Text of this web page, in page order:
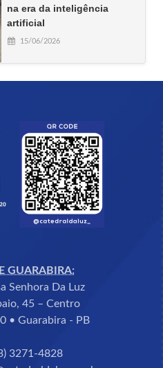
na era da inteligência
artificial
15/06/2026
GUARABIRA:
Senhora Da Luz
45 – Centro
• Guarabira - PB
3271-4828